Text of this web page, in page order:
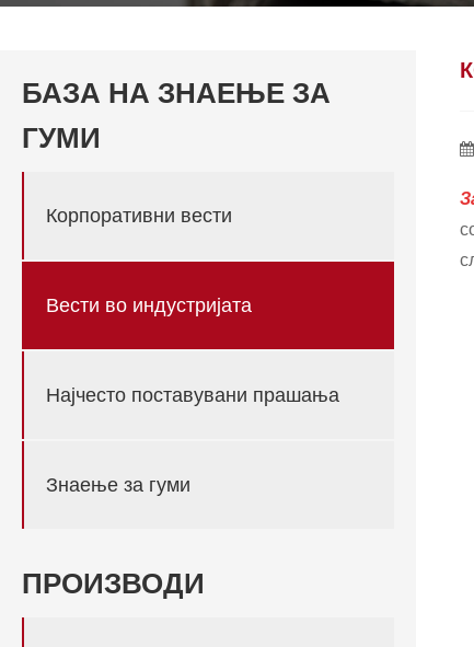
БАЗА НА ЗНАЕЊЕ ЗА
ГУМИ
Корпоративни вести
Вести во индустријата
Најчесто поставувани прашања
Знаење за гуми
ПРОИЗВОДИ